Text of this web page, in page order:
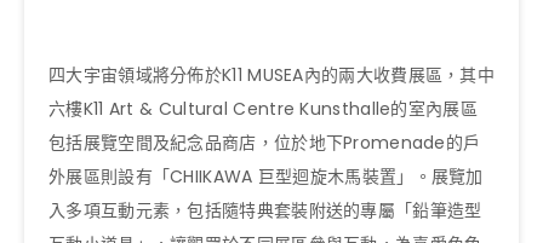
四大宇宙領域將分佈於K11 MUSEA內的兩大收費展區，其中
六樓K11 Art & Cultural Centre Kunsthalle的室內展區
包括展覽空間及紀念品商店，位於地下Promenade的戶
外展區則設有「CHIIKAWA 巨型迴旋木馬裝置」。展覽加
入多項互動元素，包括隨特典套裝附送的專屬「鉛筆造型